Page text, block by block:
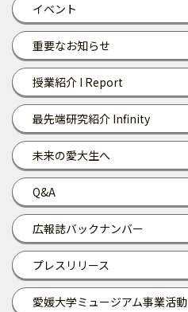
イベント
重要なお知らせ
授業紹介 I Report
最先端研究紹介 Infinity
未来の愛大生へ
Q&A
広報誌バックナンバー
プレスリリース
愛媛大学ミュージアム事業活動